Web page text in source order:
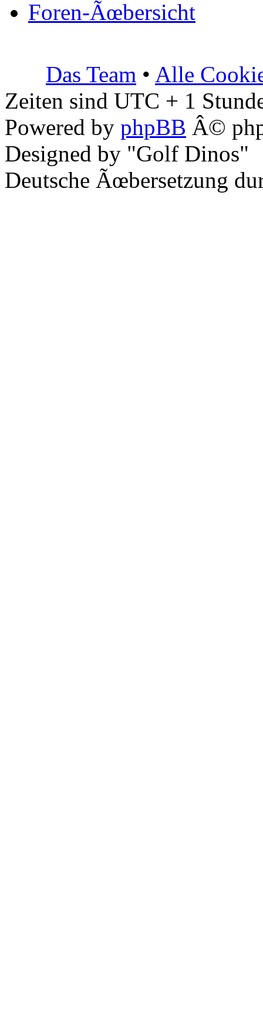
Foren-Ãœbersicht
Das Team • Alle
Zeiten sind UTC + 1
Powered by phpBB Â©
Designed by "Golf Dinos"
Deutsche Ãœbersetzung